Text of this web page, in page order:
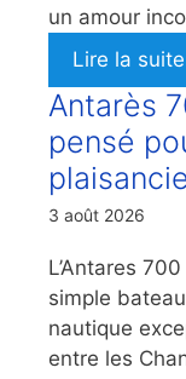
un amour
Lire la suite
Antarès
pensé
3 août 2026
L’Antares
simple
nautique
entre les